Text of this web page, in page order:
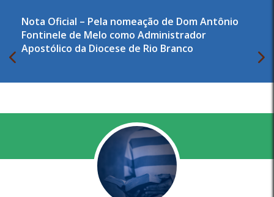
Nota Oficial – Pela nomeação de Dom Antônio
Fontinele de Melo como Administrador
Apostólico da Diocese de Rio Branco